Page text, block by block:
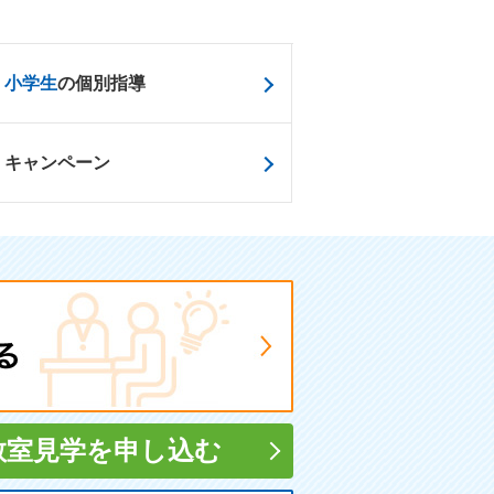
小学生の個別指導
キャンペーン
室見学を申し込む